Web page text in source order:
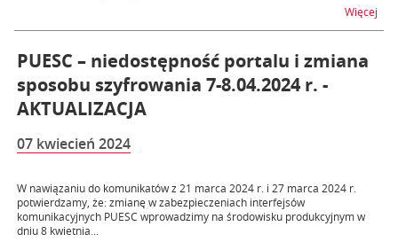
Więcej
PUESC – niedostępność portalu i zmiana
sposobu szyfrowania 7-8.04.2024 r. -
AKTUALIZACJA
07 kwiecień 2024
W nawiązaniu do komunikatów z 21 marca 2024 r. i 27 marca 2024 r.
potwierdzamy, że: zmianę w zabezpieczeniach interfejsów
komunikacyjnych PUESC wprowadzimy na środowisku produkcyjnym w
dniu 8 kwietnia...